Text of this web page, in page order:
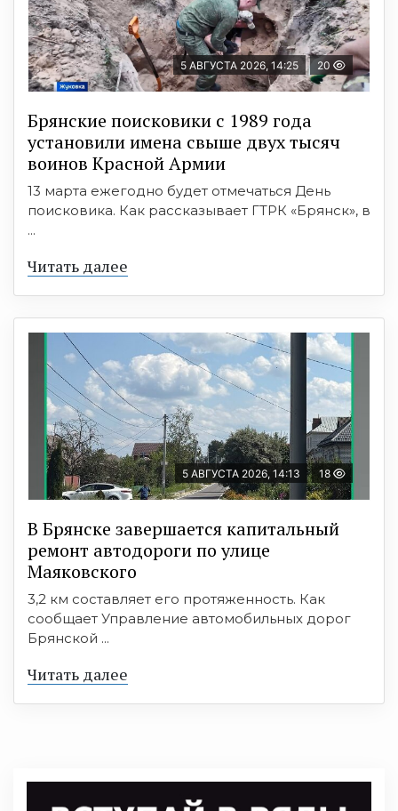
5 АВГУСТА 2026, 14:25 20
Брянские поисковики с 1989 года
установили имена свыше двух тысяч
воинов Красной Армии
13 марта ежегодно будет отмечаться День
поисковика. Как рассказывает ГТРК «Брянск», в
...
Читать далее
5 АВГУСТА 2026, 14:13 18
В Брянске завершается капитальный
ремонт автодороги по улице
Маяковского
3,2 км составляет его протяженность. Как
сообщает Управление автомобильных дорог
Брянской ...
Читать далее